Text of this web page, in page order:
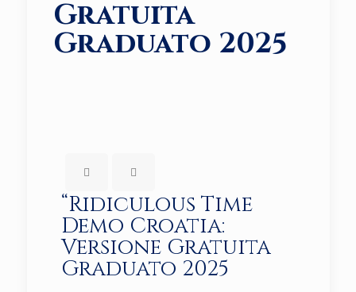
Gratuita
Graduato 2025
“Ridiculous Time
Demo Croatia:
Versione Gratuita
Graduato 2025